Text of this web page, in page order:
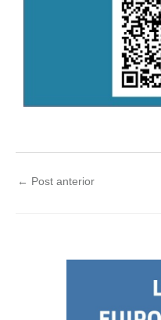
← Post anterior